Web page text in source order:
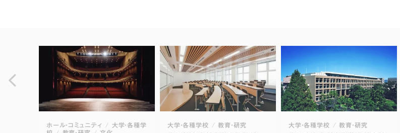
ホール・コミュニティ
大学・各種学
大学・各種学校 教育・研究 大学・各種学校 教育・研究